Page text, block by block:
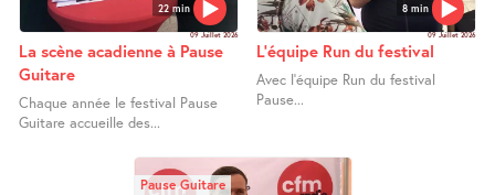
22 min
09 Juillet 2026
La scène acadienne à Pause
Guitare
Chaque année le festival Pause
Guitare accueille des...
8 min
09 Juillet 2026
L’équipe Run du festival
Avec l’équipe Run du festival
Pause...
Pause Guitare